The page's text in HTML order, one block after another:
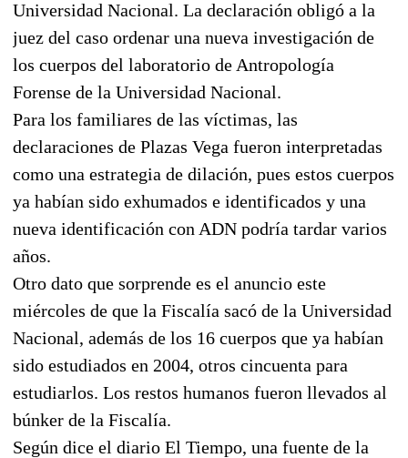
Universidad Nacional. La declaración obligó a la
juez del caso ordenar una nueva investigación de
los cuerpos del laboratorio de Antropología
Forense de la Universidad Nacional.
Para los familiares de las víctimas, las
declaraciones de Plazas Vega fueron interpretadas
como una estrategia de dilación, pues estos cuerpos
ya habían sido exhumados e identificados y una
nueva identificación con ADN podría tardar varios
años.
Otro dato que sorprende es el anuncio este
miércoles de que la Fiscalía sacó de la Universidad
Nacional, además de los 16 cuerpos que ya habían
sido estudiados en 2004, otros cincuenta para
estudiarlos. Los restos humanos fueron llevados al
búnker de la Fiscalía.
Según dice el diario El Tiempo, una fuente de la